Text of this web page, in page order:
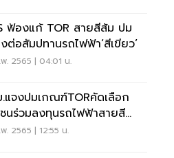
ฟ้องแก้ TOR สายสีส้ม ปม
ต่อสัมปทานรถไฟฟ้า‘สีเขียว’
พ. 2565 | 04:01 น.
แจงปมเกณฑ์TORคัดเลือก
นร่วมลงทุนรถไฟฟ้าสายสี
แสนล้าน
. 2565 | 12:55 น.